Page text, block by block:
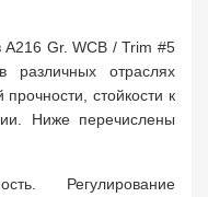
Gr. WCB / Trim #5
различных отраслях
стойкости к
Ниже перечислены
Регулирование